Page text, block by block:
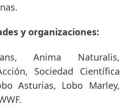
y organizaciones:
Anima Naturalis,
Sociedad Científica
Asturias, Lobo Marley,